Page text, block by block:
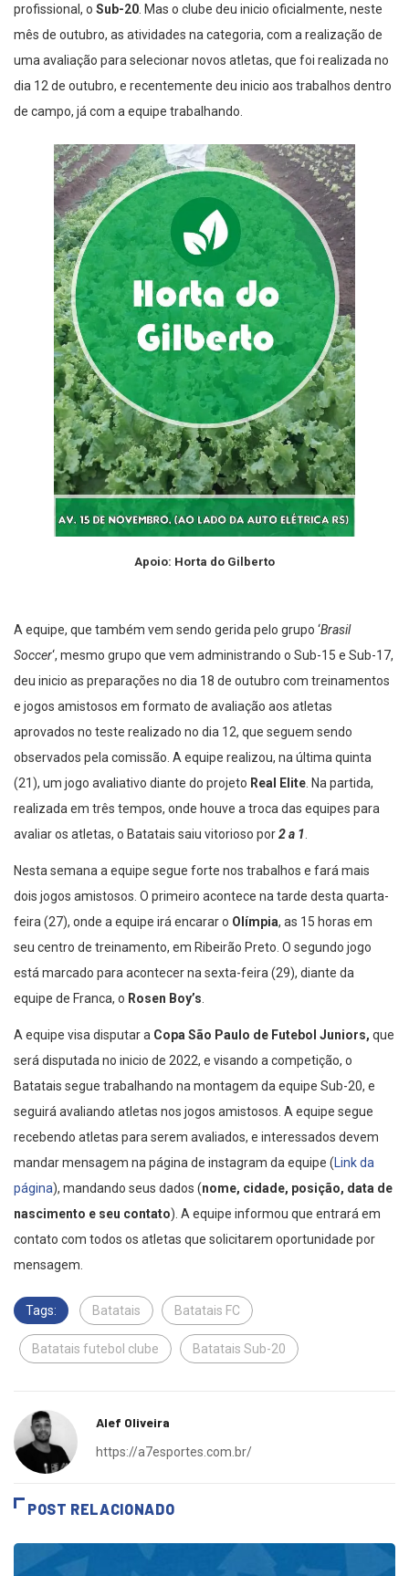
profissional, o Sub-20. Mas o clube deu inicio oficialmente, neste
mês de outubro, as atividades na categoria, com a realização de
uma avaliação para selecionar novos atletas, que foi realizada no
dia 12 de outubro, e recentemente deu inicio aos trabalhos dentro
de campo, já com a equipe trabalhando.
Apoio: Horta do Gilberto
A equipe, que também vem sendo gerida pelo grupo ‘ Brasil
Soccer ‘, mesmo grupo que vem administrando o Sub-15 e Sub-17,
deu inicio as preparações no dia 18 de outubro com treinamentos
e jogos amistosos em formato de avaliação aos atletas
aprovados no teste realizado no dia 12, que seguem sendo
observados pela comissão. A equipe realizou, na última quinta
(21), um jogo avaliativo diante do projeto Real Elite. Na partida,
realizada em três tempos, onde houve a troca das equipes para
avaliar os atletas, o Batatais saiu vitorioso por 2 a 1 .
Nesta semana a equipe segue forte nos trabalhos e fará mais
dois jogos amistosos. O primeiro acontece na tarde desta quarta-
feira (27), onde a equipe irá encarar o Olímpia, as 15 horas em
seu centro de treinamento, em Ribeirão Preto. O segundo jogo
está marcado para acontecer na sexta-feira (29), diante da
equipe de Franca, o Rosen Boy’s.
A equipe visa disputar a Copa São Paulo de Futebol Juniors, que
será disputada no inicio de 2022, e visando a competição, o
Batatais segue trabalhando na montagem da equipe Sub-20, e
seguirá avaliando atletas nos jogos amistosos. A equipe segue
recebendo atletas para serem avaliados, e interessados devem
mandar mensagem na página de instagram da equipe (Link da
página), mandando seus dados (nome, cidade, posição, data de
nascimento e seu contato). A equipe informou que entrará em
contato com todos os atletas que solicitarem oportunidade por
mensagem.
Tags: Batatais Batatais FC
Batatais futebol clube Batatais Sub-20
Alef Oliveira
https://a7esportes.com.br/
POST RELACIONADO